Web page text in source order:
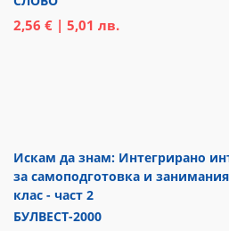
2,56 € | 5,01 лв.
Искам да знам: Интегрирано
за самоподготовка и
клас - част 2
БУЛВЕСТ-2000